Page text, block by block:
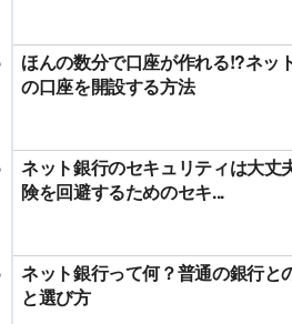
ほんの数分で口座が作れる!?ネッ
の口座を開設する方法
ネット銀行のセキュリティは大丈
険を回避するためのセキ...
ネット銀行って何？普通の銀行と
と選び方